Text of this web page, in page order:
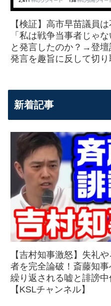
【検証】高市早苗議員
「私は戦争当事者じゃ
と発言したのか？→登
発言を趣旨に反して切り
新着記事
【吉村知事激怒】失礼
者を完全論破！斎藤知事
繰り返される嘘と誹謗
【KSLチャンネル】